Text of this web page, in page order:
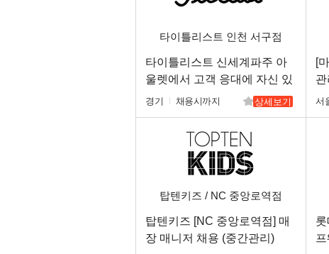
타이틀리스트 인천 서구점
타이틀리스트 신세계파주 아
울렛에서 고객 응대에 자신 있
는 직원 및 주말 알바 고정 직
경기 채용시까지 상세보기
[
서
탑텐키즈 / NC 중앙로역점
탑텐키즈 [NC 중앙로역점] 매
장 매니저 채용 (중간관리)